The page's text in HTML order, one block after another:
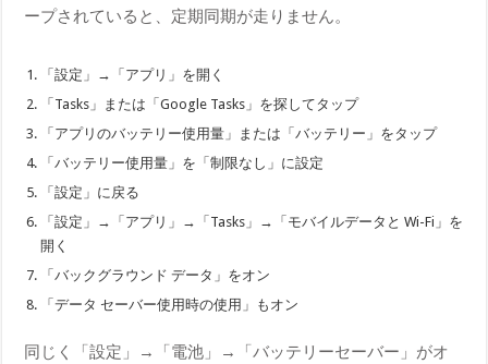
ープされていると、定期同期が走りません。
「設定」→「アプリ」を開く
「Tasks」または「Google Tasks」を探してタップ
「アプリのバッテリー使用量」または「バッテリー」をタップ
「バッテリー使用量」を「制限なし」に設定
「設定」に戻る
「設定」→「アプリ」→「Tasks」→「モバイルデータと Wi-Fi」を
開く
「バックグラウンド データ」をオン
「データ セーバー使用時の使用」もオン
同じく「設定」→「電池」→「バッテリーセーバー」がオ